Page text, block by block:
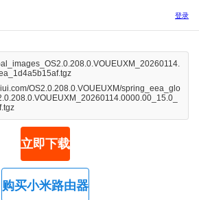
登录
OS2.0.208.0.VOUEUXM/spring_eea_glo
立即下载
购买小米路由器